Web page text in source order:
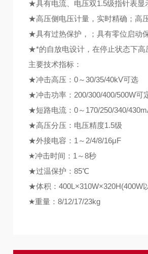
★具有电流、电压双1.5级指针表显
★高压侧电压计量，实时精确；高
★具有过热保护，；具有零位启动
★*的自放电设计，在停止状态下高
主要技术指标：
★冲击高压：0～30/35/40kV可选
★冲击功率：200/300/400/500W可
★短路电流：0～170/250/340/
★高压分压：电压精度1.5级
★外接电容：1～2/4/8/16μF
★冲击时间：1～8秒
★过温保护：85℃
★体积：400L×310W×320H(400W
★重量：8/12/17/23kg